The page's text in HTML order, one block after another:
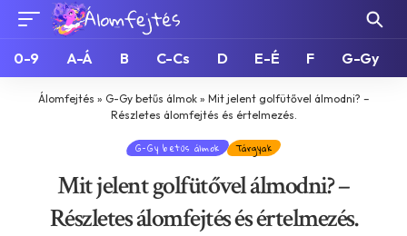
0-9 A-Á B C-Cs D E-É F G-Gy
Álomfejtés » G-Gy betűs álmok» Mit jelent golfütővel álmodni? –
Részletes álomfejtés és értelmezés.
G-Gy betűs álmok Tárgyak
Mit jelent golfütővel álmodni? –
Részletes álomfejtés és értelmezés.